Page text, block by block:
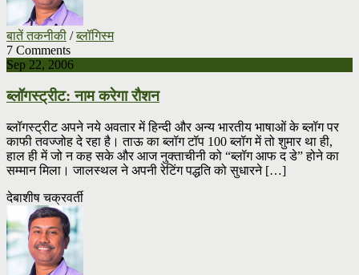
बातें तकनीकी /ब्लॉगिस्म
7 Comments
Sep 22, 2006
ब्लॉगस्ट्रीट: नाम करेगा रौशन
ब्लॉगस्ट्रीट अपने नये अवतार में हिन्दी और अन्य भारतीय भाषाओं के ब्लॉग पर
काफी तवज्जोह दे रहा है। ताऊ का ब्लॉग टॉप 100 ब्लॉग में तो शुमार था ही,
हाल ही में जो न कह सके और आज नुक्ताचीनी को “ब्लॉग आफ द डे” होने का
सम्मान मिला। जालस्थल ने अपनी रेटिंग पद्धति को सुधारने […]
देबाशीष चक्रवर्ती